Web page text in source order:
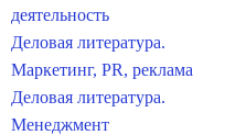
деятельность
Деловая литература.
Маркетинг, PR, реклама
Деловая литература.
Менеджмент